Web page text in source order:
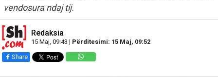
vendosura ndaj tij.
Redaksia
15 Maj, 09:43 | Përditesimi: 15 Maj, 09:52
Share